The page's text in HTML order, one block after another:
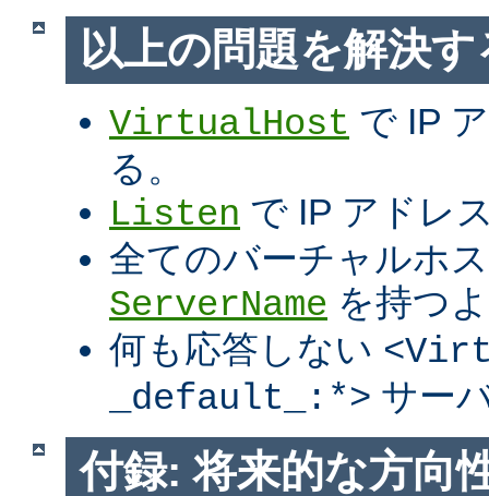
以上の問題を解決す
VirtualHost で IP
る。
Listen で IP アドレ
全てのバーチャルホ
ServerName を持つ
何も応答しない
_default_:*> サー
付録: 将来的な方向